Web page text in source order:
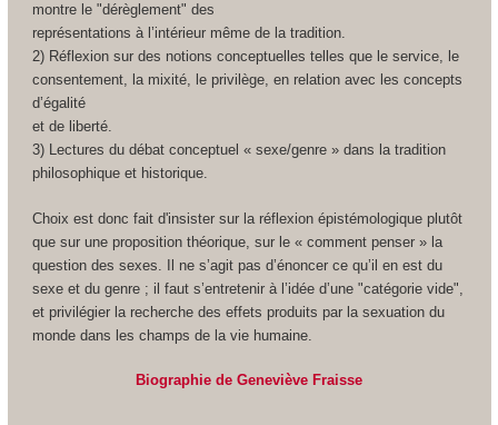
montre le "dérèglement" des
représentations à l’intérieur même de la tradition.
2) Réflexion sur des notions conceptuelles telles que le service, le
consentement, la mixité, le privilège, en relation avec les concepts
d’égalité
et de liberté.
3) Lectures du débat conceptuel « sexe/genre » dans la tradition
philosophique et historique.
Choix est donc fait d'insister sur la réflexion épistémologique plutôt
que sur une proposition théorique, sur le « comment penser » la
question des sexes. Il ne s’agit pas d’énoncer ce qu’il en est du
sexe et du genre ; il faut s’entretenir à l’idée d’une "catégorie vide",
et privilégier la recherche des effets produits par la sexuation du
monde dans les champs de la vie humaine.
Biographie de Geneviève Fraisse